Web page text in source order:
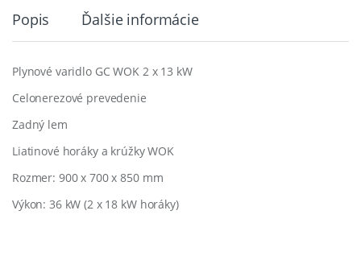
Popis Ďalšie informácie
Plynové varidlo GC WOK 2 x 13 kW
Celonerezové prevedenie
Zadný lem
Liatinové horáky a krúžky WOK
Rozmer: 900 x 700 x 850 mm
Výkon: 36 kW (2 x 18 kW horáky)